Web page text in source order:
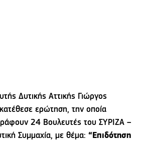
Δυτικής Αττικής Γιώργος
ερώτηση, την οποία
24 Βουλευτές του ΣΥΡΙΖΑ –
Συμμαχία​, με θέμα: “Επιδότηση